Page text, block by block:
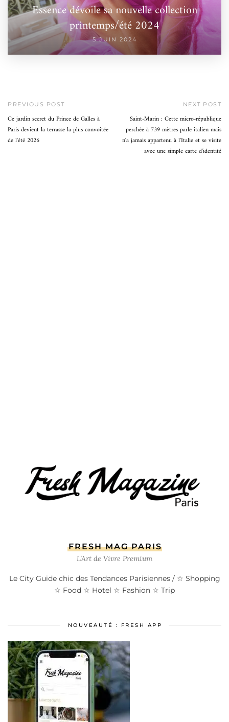
Essence dévoile sa nouvelle collection
printemps/été 2024
5 JUIN 2024
PREVIOUS POST
Ce jardin secret du Prince de Galles à
Paris devient la terrasse la plus convoitée
de l'été 2026
NEXT POST
Saint-Marin : Cette micro-république
perchée à 739 mètres parle italien mais
n'a jamais appartenu à l'Italie et se visite
avec une simple carte d'identité
FRESH MAG PARIS
L’Art de Vivre Premium
Le City Guide chic des Tendances Parisiennes / ☆ Shopping
☆ Food ☆ Hotel ☆ Fashion ☆ Trip
NOUVEAUTÉ : FRESH APP